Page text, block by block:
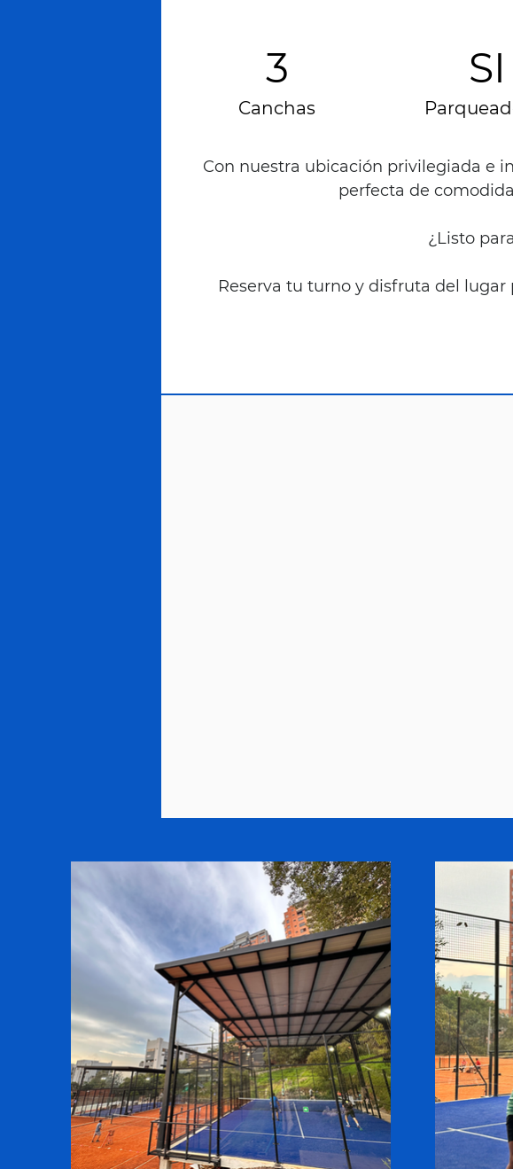
3
Canchas
SI
Con nuestra ubicación privilegiada e
perfecta de
¿Listo
Reserva tu turno y disfruta del